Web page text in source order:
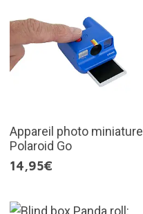
Appareil photo miniature
Polaroid Go
14,95€